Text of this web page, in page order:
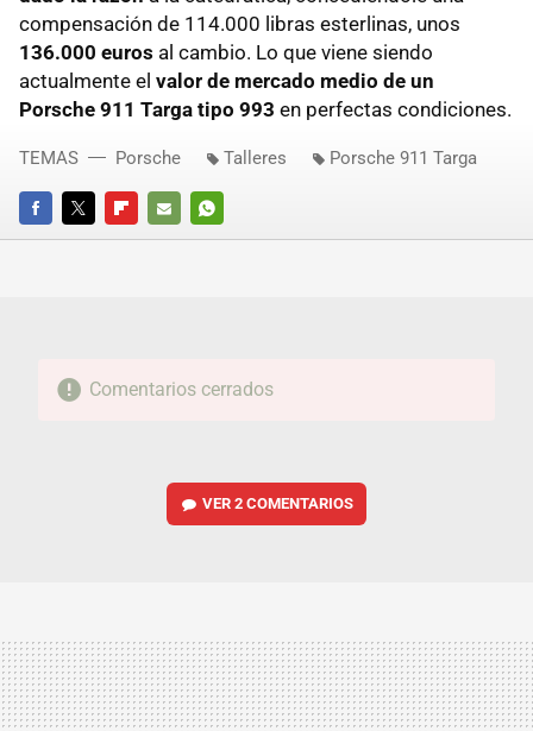
compensación de 114.000 libras esterlinas, unos
136.000 euros al cambio. Lo que viene siendo
actualmente el valor de mercado medio de un
Porsche 911 Targa tipo 993 en perfectas condiciones.
FACEBOOKTWITTERFLIPBOARD
E-
WHATSAPP
TEMAS Porsche Talleres Porsche 911 Targa
Comentarios cerrados
VER2 COMENTARIOS